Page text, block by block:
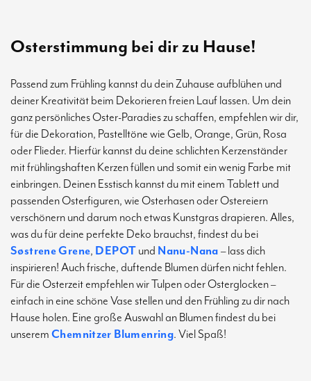
Osterstimmung bei dir zu Hause!
Passend zum Frühling kannst du dein Zuhause aufblühen und
deiner Kreativität beim Dekorieren freien Lauf lassen. Um dein
ganz persönliches Oster-Paradies zu schaffen, empfehlen wir dir,
für die Dekoration, Pastelltöne wie Gelb, Orange, Grün, Rosa
oder Flieder. Hierfür kannst du deine schlichten Kerzenständer
mit frühlingshaften Kerzen füllen und somit ein wenig Farbe mit
einbringen. Deinen Esstisch kannst du mit einem Tablett und
passenden Osterfiguren, wie Osterhasen oder Ostereiern
verschönern und darum noch etwas Kunstgras drapieren. Alles,
was du für deine perfekte Deko brauchst, findest du bei
Søstrene Grene, DEPOT und Nanu-Nana – lass dich
inspirieren! Auch frische, duftende Blumen dürfen nicht fehlen.
Für die Osterzeit empfehlen wir Tulpen oder Osterglocken –
einfach in eine schöne Vase stellen und den Frühling zu dir nach
Hause holen. Eine große Auswahl an Blumen findest du bei
unserem Chemnitzer Blumenring. Viel Spaß!